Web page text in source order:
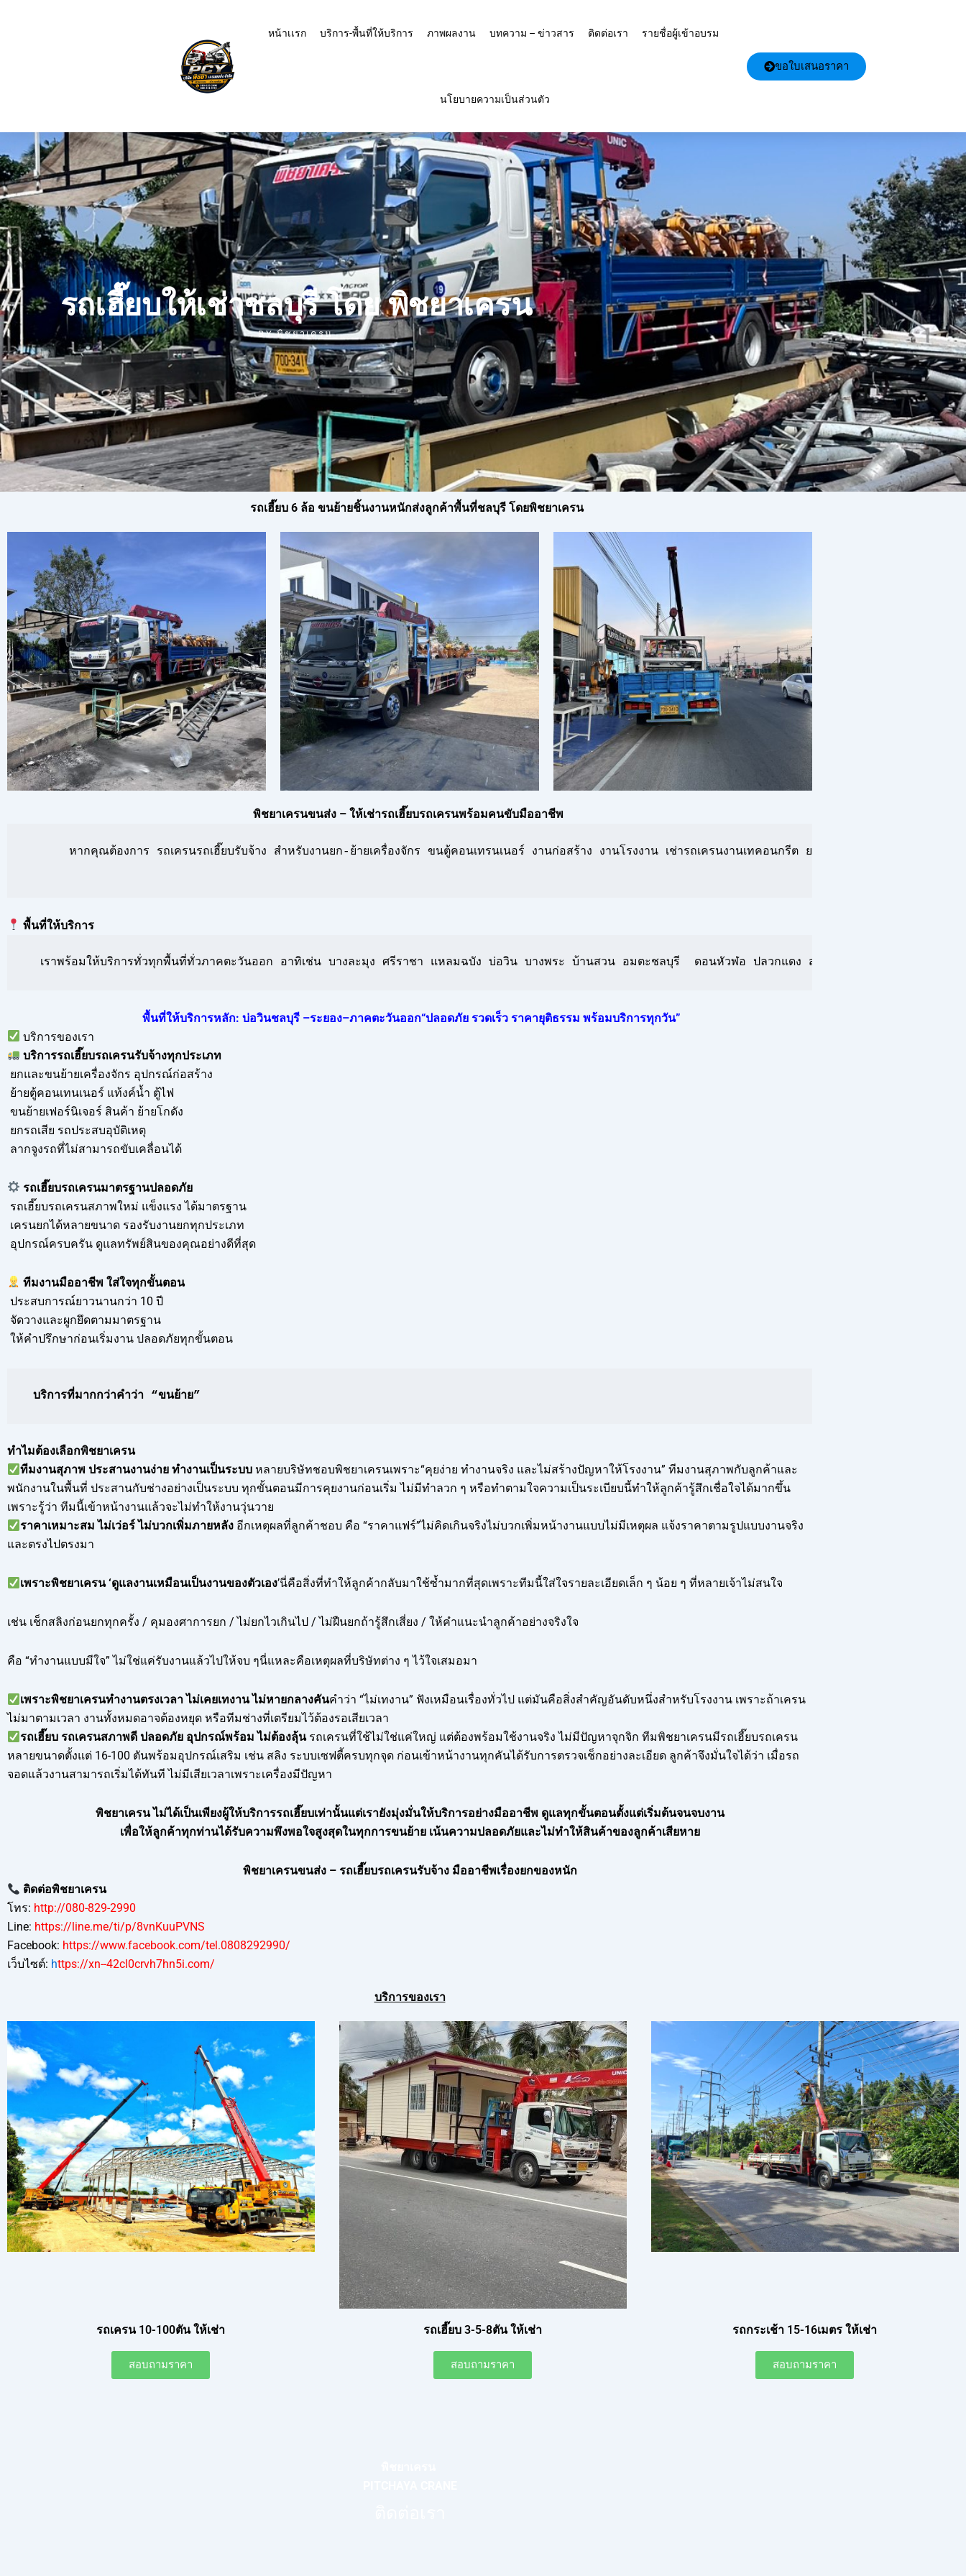
หน้าเเรก บริการ-พื้นที่ให้บริการ ภาพผลงาน บทความ – ข่าวสาร ติดต่อเรา รายชื่อผู้เข้าอบรม
นโยบายความเป็นส่วนตัว
ขอใบเสนอราคา
รถเฮี๊ยบให้เช่าชลบุรี โดย พิชยาเครน
BYพิชยาเครน
รถเฮี๊ยบ 6 ล้อ ขนย้ายชิ้นงานหนักส่งลูกค้าพื้นที่ชลบุรี โดยพิชยาเครน
พิชยาเครนขนส่ง – ให้เช่ารถเฮี๊ยบรถเครนพร้อมคนขับมืออาชีพ
หากคุณต้องการ รถเครนรถเฮี๊ยบรับจ้าง สำหรับงานยก-ย้ายเครื่องจักร ขนตู้คอนเทรนเนอร์ งานก่อสร้าง งานโรงงาน เช่ารถเครนงานเทคอนกรีต ยกเหล็กเส้น เหล็กคาน
พื้นที่ให้บริการ
เราพร้อมให้บริการทั่วทุกพื้นที่ทั่วภาคตะวันออก อาทิเช่น บางละมุง ศรีราชา แหลมฉบัง บ่อวิน บางพระ บ้านสวน อมตะชลบุรี  ดอนหัวฬอ ปลวกแดง สะพานสี่ ห้วยปราบ ระยอง
พื้นที่ให้บริการหลัก: บ่อวินชลบุรี –ระยอง–ภาคตะวันออก“ปลอดภัย รวดเร็ว ราคายุติธรรม พร้อมบริการทุกวัน”
บริการของเรา
บริการรถเฮี๊ยบรถเครนรับจ้างทุกประเภท
ยกและขนย้ายเครื่องจักร อุปกรณ์ก่อสร้าง
ย้ายตู้คอนเทนเนอร์ แท้งค์น้ำ ตู้ไฟ
ขนย้ายเฟอร์นิเจอร์ สินค้า ย้ายโกดัง
ยกรถเสีย รถประสบอุบัติเหตุ
ลากจูงรถที่ไม่สามารถขับเคลื่อนได้
รถเฮี๊ยบรถเครนมาตรฐานปลอดภัย
รถเฮี๊ยบรถเครนสภาพใหม่ แข็งแรง ได้มาตรฐาน
เครนยกได้หลายขนาด รองรับงานยกทุกประเภท
อุปกรณ์ครบครัน ดูแลทรัพย์สินของคุณอย่างดีที่สุด
ทีมงานมืออาชีพ ใส่ใจทุกขั้นตอน
ประสบการณ์ยาวนานกว่า 10 ปี
จัดวางและผูกยึดตามมาตรฐาน
ให้คำปรึกษาก่อนเริ่มงาน ปลอดภัยทุกขั้นตอน
บริการที่มากกว่าคำว่า “ขนย้าย”
ทำไมต้องเลือกพิชยาเครน
ทีมงานสุภาพ ประสานงานง่าย ทำงานเป็นระบบหลายบริษัทชอบพิชยาเครนเพราะ“คุยง่าย ทำงานจริง และไม่สร้างปัญหาให้โรงงาน” ทีมงานสุภาพกับลูกค้าและ
พนักงานในพื้นที่ ประสานกับช่างอย่างเป็นระบบ ทุกขั้นตอนมีการคุยงานก่อนเริ่ม ไม่มีทำลวก ๆ หรือทำตามใจความเป็นระเบียบนี้ทำให้ลูกค้ารู้สึกเชื่อใจได้มากขึ้น
เพราะรู้ว่า ทีมนี้เข้าหน้างานแล้วจะไม่ทำให้งานวุ่นวาย
ราคาเหมาะสม ไม่เว่อร์ ไม่บวกเพิ่มภายหลัง อีกเหตุผลที่ลูกค้าชอบ คือ “ราคาแฟร์”ไม่คิดเกินจริงไม่บวกเพิ่มหน้างานแบบไม่มีเหตุผล แจ้งราคาตามรูปแบบงานจริง
และตรงไปตรงมา
เพราะพิชยาเครน ‘ดูแลงานเหมือนเป็นงานของตัวเอง’นี่คือสิ่งที่ทำให้ลูกค้ากลับมาใช้ซ้ำมากที่สุดเพราะทีมนี้ใส่ใจรายละเอียดเล็ก ๆ น้อย ๆ ที่หลายเจ้าไม่สนใจ
เช่น เช็กสลิงก่อนยกทุกครั้ง / คุมองศาการยก / ไม่ยกไวเกินไป / ไม่ฝืนยกถ้ารู้สึกเสี่ยง / ให้คำแนะนำลูกค้าอย่างจริงใจ
คือ “ทำงานแบบมีใจ” ไม่ใช่แค่รับงานแล้วไปให้จบ ๆนี่แหละคือเหตุผลที่บริษัทต่าง ๆ ไว้ใจเสมอมา
เพราะพิชยาเครนทำงานตรงเวลา ไม่เคยเทงาน ไม่หายกลางคันคำว่า “ไม่เทงาน” ฟังเหมือนเรื่องทั่วไป แต่มันคือสิ่งสำคัญอันดับหนึ่งสำหรับโรงงาน เพราะถ้าเครน
ไม่มาตามเวลา งานทั้งหมดอาจต้องหยุด หรือทีมช่างที่เตรียมไว้ต้องรอเสียเวลา
รถเฮี๊ยบ รถเครนสภาพดี ปลอดภัย อุปกรณ์พร้อม ไม่ต้องลุ้นรถเครนที่ใช้ไม่ใช่แค่ใหญ่ แต่ต้องพร้อมใช้งานจริง ไม่มีปัญหาจุกจิก ทีมพิชยาเครนมีรถเฮี๊ยบรถเครน
หลายขนาดตั้งแต่ 16-100 ตันพร้อมอุปกรณ์เสริม เช่น สลิง ระบบเซฟตี้ครบทุกจุด ก่อนเข้าหน้างานทุกคันได้รับการตรวจเช็กอย่างละเอียด ลูกค้าจึงมั่นใจได้ว่า เมื่อรถ
จอดแล้วงานสามารถเริ่มได้ทันที ไม่มีเสียเวลาเพราะเครื่องมีปัญหา
พิชยาเครน ไม่ได้เป็นเพียงผู้ให้บริการรถเฮี๊ยบเท่านั้นแต่เรายังมุ่งมั่นให้บริการอย่างมืออาชีพ ดูแลทุกขั้นตอนตั้งแต่เริ่มต้นจนจบงาน
เพื่อให้ลูกค้าทุกท่านได้รับความพึงพอใจสูงสุดในทุกการขนย้าย เน้นความปลอดภัยและไม่ทำให้สินค้าของลูกค้าเสียหาย
พิชยาเครนขนส่ง – รถเฮี๊ยบรถเครนรับจ้าง มืออาชีพเรื่องยกของหนัก
ติดต่อพิชยาเครน
โทร: http://080-829-2990
Line: https://line.me/ti/p/8vnKuuPVNS
Facebook: https://www.facebook.com/tel.0808292990/
เว็บไซต์: https://xn--42cl0crvh7hn5i.com/
บริการของเรา
รถเครน 10-100ตัน ให้เช่า รถเฮี๊ยบ 3-5-8ตัน ให้เช่า รถกระเช้า 15-16เมตร ให้เช่า
สอบถามราคา สอบถามราคา สอบถามราคา